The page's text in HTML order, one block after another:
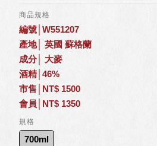
商品規格
編號│W551207
產地│ 英國 蘇格蘭
成分│ 大麥
酒精│46%
市售│NT$ 1500
會員│NT$ 1350
規格
700ml